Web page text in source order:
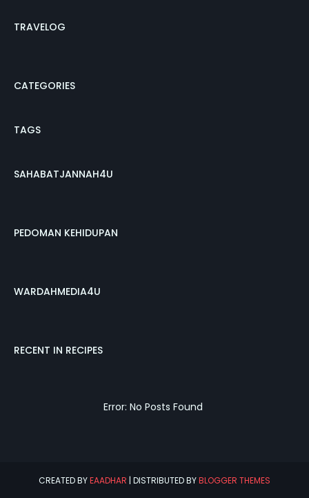
TRAVELOG
CATEGORIES
TAGS
SAHABATJANNAH4U
PEDOMAN KEHIDUPAN
WARDAHMEDIA4U
RECENT IN RECIPES
Error: No Posts Found
CREATED BYEAADHAR | DISTRIBUTED BYBLOGGER THEMES